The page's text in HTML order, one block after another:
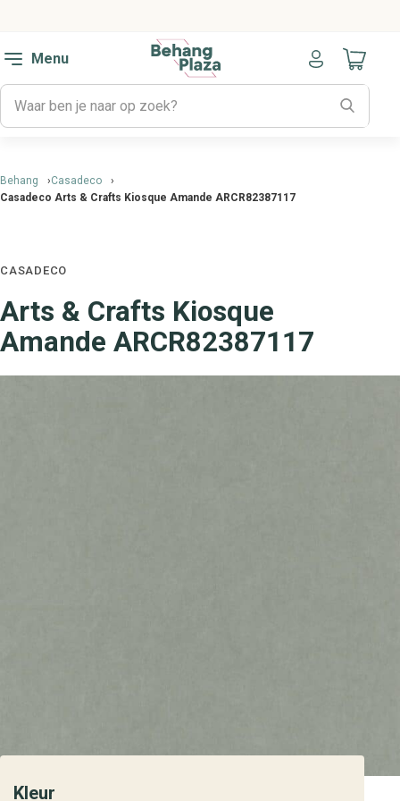
Menu
Naar
Behang
Casadeco
Casadeco Arts & Crafts Kiosque Amande ARCR82387117
CASADECO
Arts & Crafts Kiosque
Amande ARCR82387117
Kleur